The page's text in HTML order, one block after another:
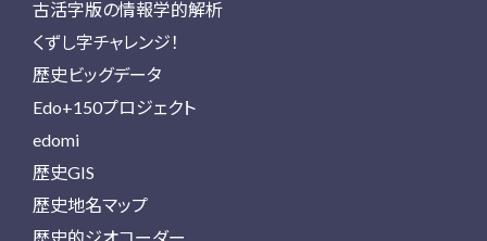
古活字版の情報学的解析
くずし字チャレンジ！
歴史ビッグデータ
Edo+150プロジェクト
edomi
歴史GIS
歴史地名マップ